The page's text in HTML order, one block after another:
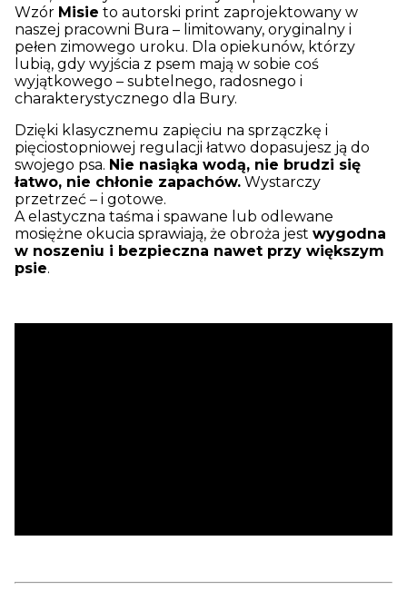
Wzór Misie to autorski print zaprojektowany w
naszej pracowni Bura – limitowany, oryginalny i
pełen zimowego uroku. Dla opiekunów, którzy
lubią, gdy wyjścia z psem mają w sobie coś
wyjątkowego – subtelnego, radosnego i
charakterystycznego dla Bury.
Dzięki klasycznemu zapięciu na sprzączkę i
pięciostopniowej regulacji łatwo dopasujesz ją do
swojego psa. Nie nasiąka wodą, nie brudzi się
łatwo, nie chłonie zapachów. Wystarczy
przetrzeć – i gotowe.
A elastyczna taśma i spawane lub odlewane
mosiężne okucia sprawiają, że obroża jest wygodna
w noszeniu i bezpieczna nawet przy większym
psie.